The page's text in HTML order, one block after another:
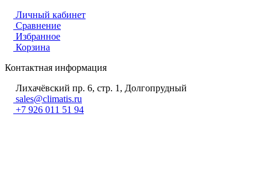
Личный кабинет
Сравнение
Избранное
Корзина
Контактная информация
Лихачёвский пр. 6, стр. 1, Долгопрудный
sales@climatis.ru
+7 926 011 51 94